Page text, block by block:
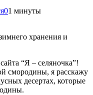
01 минуты
“Я – селяночка”!
смородины, я расскажу
десертах, которые